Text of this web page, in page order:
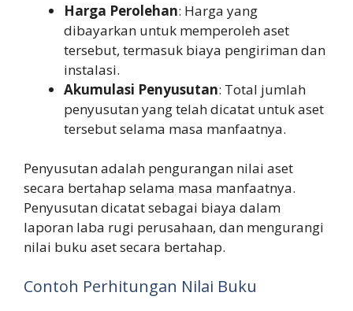
Harga Perolehan: Harga yang
dibayarkan untuk memperoleh aset
tersebut, termasuk biaya pengiriman dan
instalasi.
Akumulasi Penyusutan: Total jumlah
penyusutan yang telah dicatat untuk aset
tersebut selama masa manfaatnya.
Penyusutan adalah pengurangan nilai aset
secara bertahap selama masa manfaatnya.
Penyusutan dicatat sebagai biaya dalam
laporan laba rugi perusahaan, dan mengurangi
nilai buku aset secara bertahap.
Contoh Perhitungan Nilai Buku